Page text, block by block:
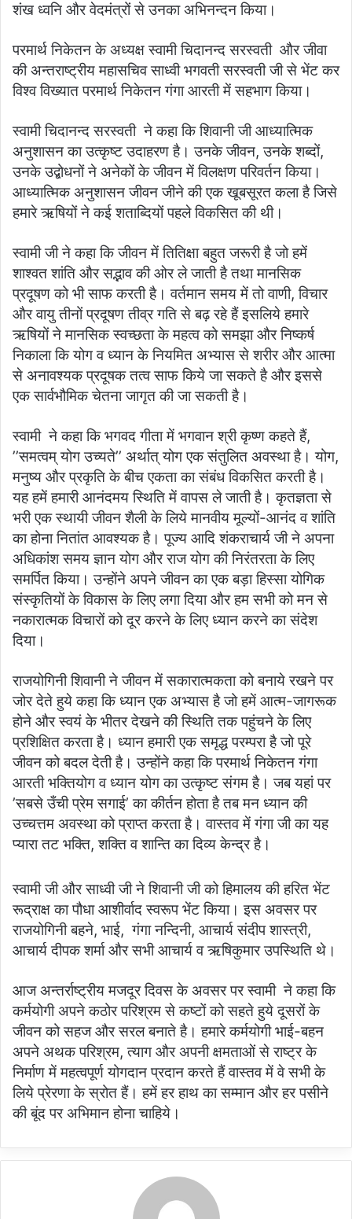
शंख ध्वनि और वेदमंत्रों से उनका अभिनन्दन किया।
परमार्थ निकेतन के अध्यक्ष स्वामी चिदानन्द सरस्वती और जीवा
की अन्तराष्ट्रीय महासचिव साध्वी भगवती सरस्वती जी से भेंट कर
विश्व विख्यात परमार्थ निकेतन गंगा आरती में सहभाग किया।
स्वामी चिदानन्द सरस्वती ने कहा कि शिवानी जी आध्यात्मिक
अनुशासन का उत्कृष्ट उदाहरण है। उनके जीवन, उनके शब्दों,
उनके उद्बोधनों ने अनेकों के जीवन में विलक्षण परिवर्तन किया।
आध्यात्मिक अनुशासन जीवन जीने की एक खूबसूरत कला है जिसे
हमारे ऋषियों ने कई शताब्दियों पहले विकसित की थी।
स्वामी जी ने कहा कि जीवन में तितिक्षा बहुत जरूरी है जो हमें
शाश्वत शांति और सद्भाव की ओर ले जाती है तथा मानसिक
प्रदूषण को भी साफ करती है। वर्तमान समय में तो वाणी, विचार
और वायु तीनों प्रदूषण तीव्र गति से बढ़ रहे हैं इसलिये हमारे
ऋषियों ने मानसिक स्वच्छता के महत्व को समझा और निष्कर्ष
निकाला कि योग व ध्यान के नियमित अभ्यास से शरीर और आत्मा
से अनावश्यक प्रदूषक तत्व साफ किये जा सकते है और इससे
एक सार्वभौमिक चेतना जागृत की जा सकती है।
स्वामी ने कहा कि भगवद गीता में भगवान श्री कृष्ण कहते हैं,
’’समत्वम् योग उच्यते’’ अर्थात् योग एक संतुलित अवस्था है। योग,
मनुष्य और प्रकृति के बीच एकता का संबंध विकसित करती है।
यह हमें हमारी आनंदमय स्थिति में वापस ले जाती है। कृतज्ञता से
भरी एक स्थायी जीवन शैली के लिये मानवीय मूल्यों-आनंद व शांति
का होना नितांत आवश्यक है। पूज्य आदि शंकराचार्य जी ने अपना
अधिकांश समय ज्ञान योग और राज योग की निरंतरता के लिए
समर्पित किया। उन्होंने अपने जीवन का एक बड़ा हिस्सा योगिक
संस्कृतियों के विकास के लिए लगा दिया और हम सभी को मन से
नकारात्मक विचारों को दूर करने के लिए ध्यान करने का संदेश
दिया।
राजयोगिनी शिवानी ने जीवन में सकारात्मकता को बनाये रखने पर
जोर देते हुये कहा कि ध्यान एक अभ्यास है जो हमें आत्म-जागरूक
होने और स्वयं के भीतर देखने की स्थिति तक पहुंचने के लिए
प्रशिक्षित करता है। ध्यान हमारी एक समृद्ध परम्परा है जो पूरे
जीवन को बदल देती है। उन्होंने कहा कि परमार्थ निकेतन गंगा
आरती भक्तियोग व ध्यान योग का उत्कृष्ट संगम है। जब यहां पर
’सबसे उँची प्रेम सगाई’ का कीर्तन होता है तब मन ध्यान की
उच्चत्तम अवस्था को प्राप्त करता है। वास्तव में गंगा जी का यह
प्यारा तट भक्ति, शक्ति व शान्ति का दिव्य केन्द्र है।
स्वामी जी और साध्वी जी ने शिवानी जी को हिमालय की हरित भेंट
रूद्राक्ष का पौधा आशीर्वाद स्वरूप भेंट किया। इस अवसर पर
राजयोगिनी बहने, भाई, गंगा नन्दिनी, आचार्य संदीप शास्त्री,
आचार्य दीपक शर्मा और सभी आचार्य व ऋषिकुमार उपस्थिति थे।
आज अन्तर्राष्ट्रीय मजदूर दिवस के अवसर पर स्वामी ने कहा कि
कर्मयोगी अपने कठोर परिश्रम से कष्टों को सहते हुये दूसरों के
जीवन को सहज और सरल बनाते है। हमारे कर्मयोगी भाई-बहन
अपने अथक परिश्रम, त्याग और अपनी क्षमताओं से राष्ट्र के
निर्माण में महत्वपूर्ण योगदान प्रदान करते हैं वास्तव में वे सभी के
लिये प्रेरणा के स्रोत हैं। हमें हर हाथ का सम्मान और हर पसीने
की बूंद पर अभिमान होना चाहिये।